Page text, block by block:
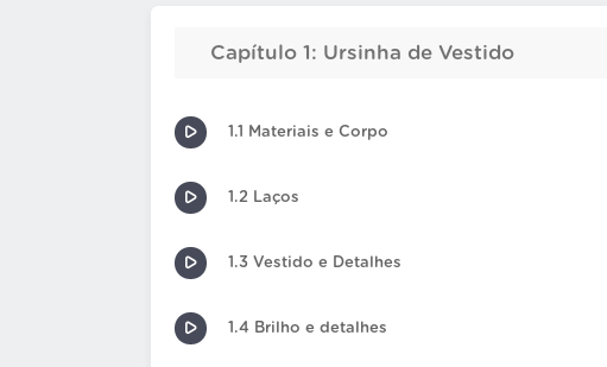
Capítulo 1: Ursinha de Vestido
1.1 Materiais e Corpo
1.2 Laços
1.3 Vestido e Detalhes
1.4 Brilho e detalhes